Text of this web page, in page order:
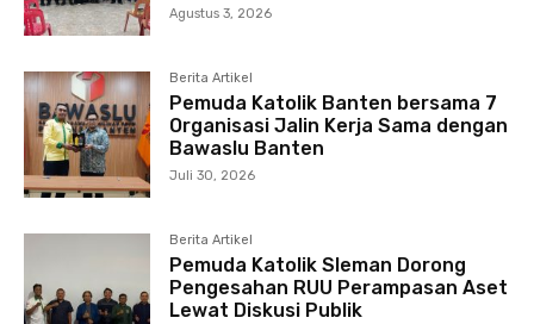
Agustus 3, 2026
Berita Artikel
Pemuda Katolik Banten bersama 7
Organisasi Jalin Kerja Sama dengan
Bawaslu Banten
Juli 30, 2026
Berita Artikel
Pemuda Katolik Sleman Dorong
Pengesahan RUU Perampasan Aset
Lewat Diskusi Publik